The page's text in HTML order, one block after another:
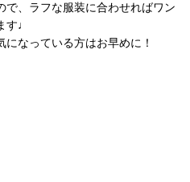
で、ラフな服装に合わせればワン
す♩
なっている方はお早めに！